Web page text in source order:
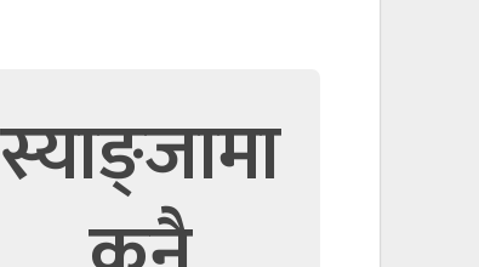
स्याङ्जामा